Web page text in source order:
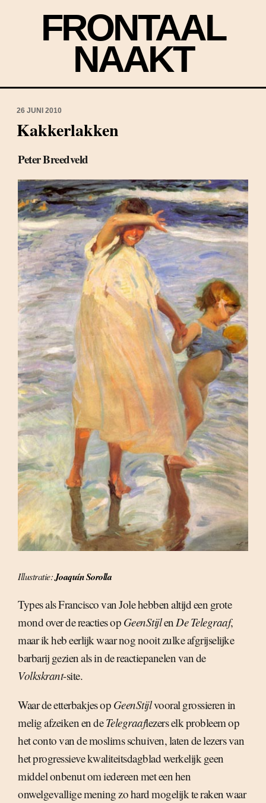
FRONTAAL
NAAKT
26 JUNI 2010
Kakkerlakken
Peter Breedveld
Illustratie:Joaquín Sorolla
Types als Francisco van Jole hebben altijd een grote
mond over de reacties op GeenStijlen De Telegraaf,
maar ik heb eerlijk waar nog nooit zulke afgrijselijke
barbarij gezien als in de reactiepanelen van de
Volkskrant-site.
Waar de etterbakjes op GeenStijlvooral grossieren in
melig afzeiken en deTelegraaflezers elk probleem op
het conto van de moslims schuiven, laten de lezers van
het progressieve kwaliteitsdagblad werkelijk geen
middel onbenut om iedereen met een hen
onwelgevallige mening zo hard mogelijk te raken waar